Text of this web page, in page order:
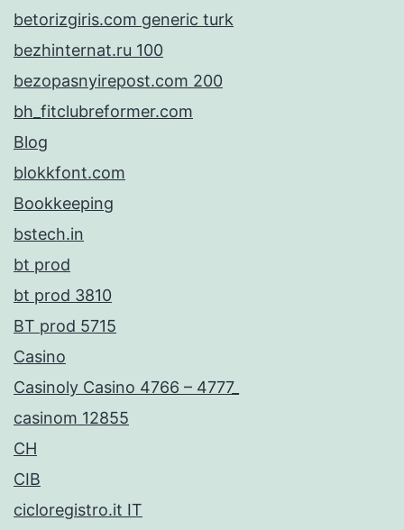
betorizgiris.com generic turk
bezhinternat.ru 100
bezopasnyirepost.com 200
bh_fitclubreformer.com
Blog
blokkfont.com
Bookkeeping
bstech.in
bt prod
bt prod 3810
BT prod 5715
Casino
Casinoly Casino 4766 – 4777_
casinom 12855
CH
CIB
cicloregistro.it IT